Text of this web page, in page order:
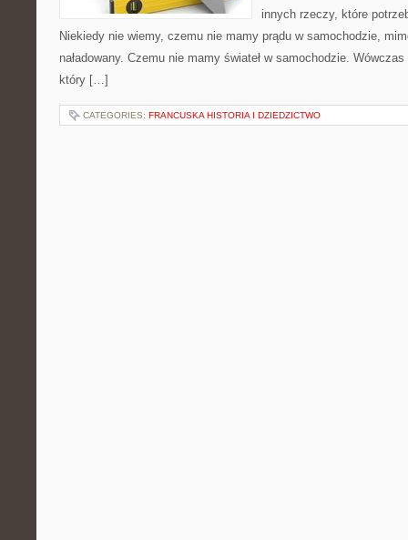
innych rzeczy, które
Niekiedy nie wiemy, czemu nie mamy prądu w samochodzie,
naładowany. Czemu nie mamy świateł w samochodzie.
który […]
CATEGORIES: FRANCUSKA HISTORIA I DZIEDZICTWO